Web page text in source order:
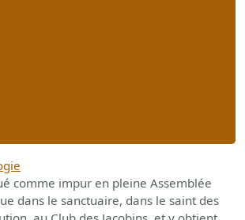
comme impur en pleine Assemblée
dans le sanctuaire, dans le saint des